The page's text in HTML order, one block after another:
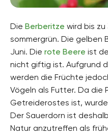
Die Berberitze wird bis
sommergrün. Die gelben
Juni. Die rote Beere ist
nicht giftig ist. Aufgrund
werden die Früchte
Vögeln als Futter. Da die
Getreiderostes ist,
Der Sauerdorn ist
Natur anzutreffen als